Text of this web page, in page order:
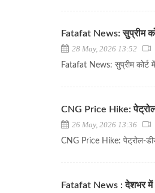
Fatafat News: सुप्रीम
28 May, 2026 13:52
Fatafat News: सुप्रीम कोर्ट
CNG Price Hike:
26 May, 2026 13:36
CNG Price Hike: पेट्रोल-
Fatafat News : देशभर में